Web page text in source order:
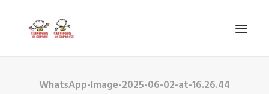
INICIOWhatsApp-Image-2025-06-02-at-16.26.44